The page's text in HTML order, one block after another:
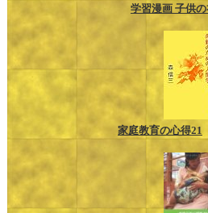
学習漫画 子供
家庭教育の心得21